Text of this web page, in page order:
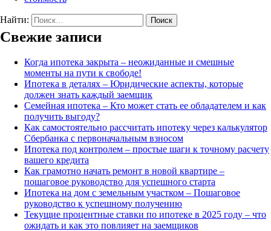
Найти:
Свежие записи
Когда ипотека закрыта – неожиданные и смешные
моменты на пути к свободе!
Ипотека в деталях – Юридические аспекты, которые
должен знать каждый заемщик
Семейная ипотека – Кто может стать ее обладателем и как
получить выгоду?
Как самостоятельно рассчитать ипотеку через калькулятор
Сбербанка с первоначальным взносом
Ипотека под контролем – простые шаги к точному расчету
вашего кредита
Как грамотно начать ремонт в новой квартире –
пошаговое руководство для успешного старта
Ипотека на дом с земельным участком – Пошаговое
руководство к успешному получению
Текущие процентные ставки по ипотеке в 2025 году – что
ожидать и как это повлияет на заемщиков